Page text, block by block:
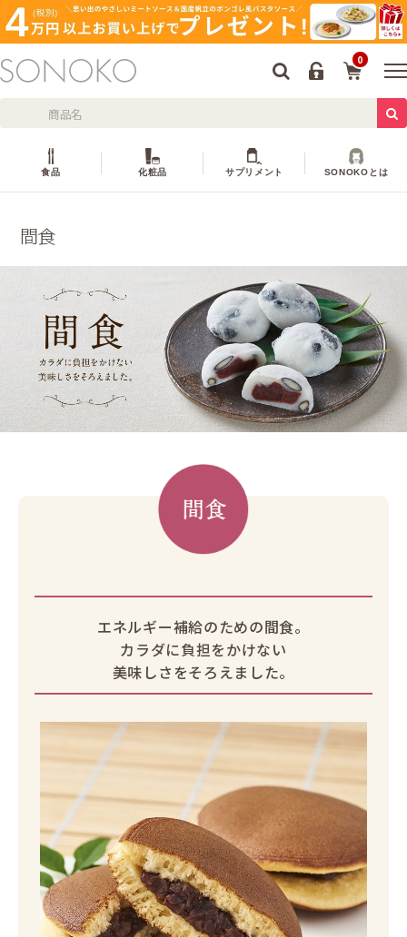
0
食品 化粧品 サプリメント SONOKOとは
間食
エネルギー補給のための間食。
カラダに負担をかけない
美味しさをそろえました。